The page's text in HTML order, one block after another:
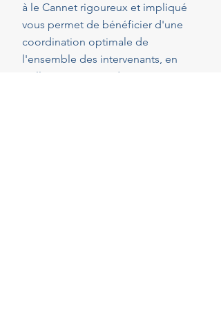
à le Cannet rigoureux et impliqué
vous permet de bénéficier d'une
coordination optimale de
l'ensemble des intervenants, en
veillant au respect de vos attentes,